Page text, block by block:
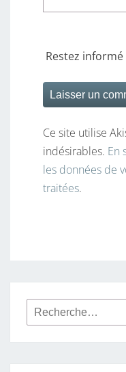
Restez
Ce site utilise
indésirables. En
les données de
traitées.
Rechercher :